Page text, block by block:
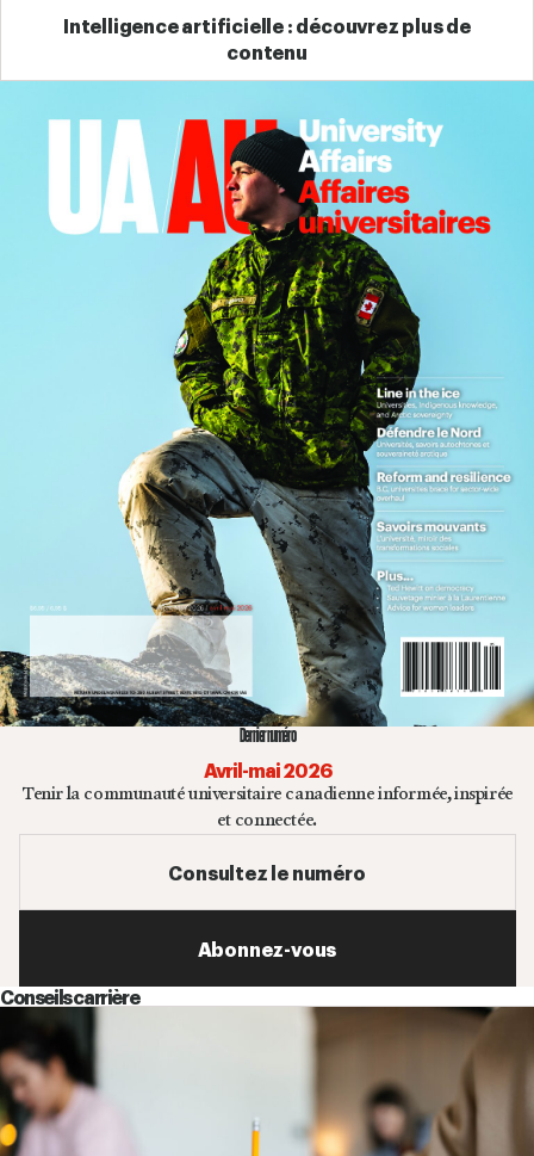
Intelligence artificielle : découvrez plus de
contenu
Dernier numéro
Avril-mai 2026
Tenir la communauté universitaire canadienne informée, inspirée
et connectée.
Consultez le numéro
Abonnez-vous
Conseils carrière